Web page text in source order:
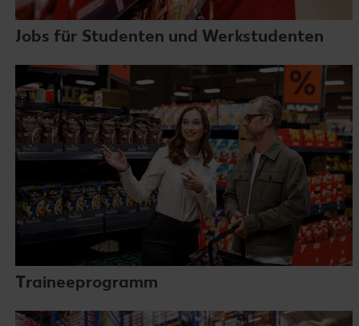
Jobs für Studenten und Werkstudenten
Traineeprogramm